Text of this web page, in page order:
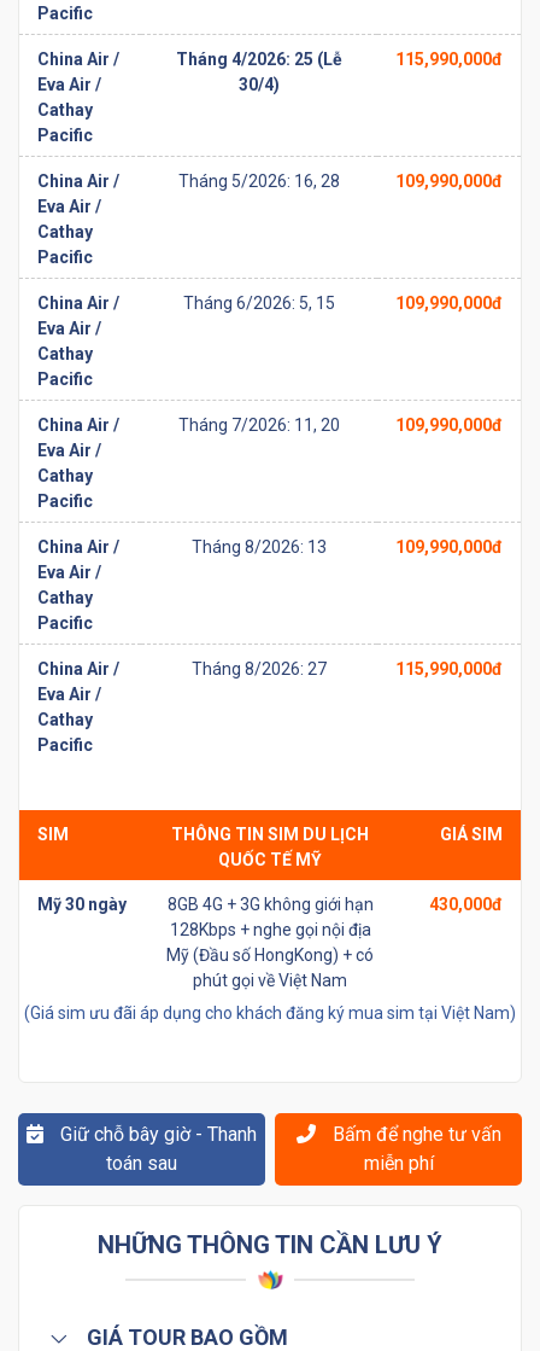
Pacific
China Air /
Eva Air /
Cathay
Pacific
Tháng 4/2026: 25 (Lễ
30/4)
115,990,000đ
China Air /
Eva Air /
Cathay
Pacific
Tháng 5/2026: 16, 28 109,990,000đ
China Air /
Eva Air /
Cathay
Pacific
Tháng 6/2026: 5, 15 109,990,000đ
China Air /
Eva Air /
Cathay
Pacific
Tháng 7/2026: 11, 20 109,990,000đ
China Air /
Eva Air /
Cathay
Pacific
Tháng 8/2026: 13 109,990,000đ
China Air /
Eva Air /
Cathay
Pacific
Tháng 8/2026: 27 115,990,000đ
SIM
THÔNG TIN SIM DU LỊCH
QUỐC TẾ MỸ
GIÁ SIM
Mỹ 30 ngày
8GB 4G + 3G không giới hạn
128Kbps + nghe gọi nội địa
Mỹ (Đầu số HongKong) + có
phút gọi về Việt Nam
430,000đ
(Giá sim ưu đãi áp dụng cho khách đăng ký mua sim tại Việt Nam)
Giữ chỗ bây giờ - Thanh
toán sau
Bấm để nghe tư vấn
miễn phí
NHỮNG THÔNG TIN CẦN LƯU Ý
GIÁ TOUR BAO GỒM